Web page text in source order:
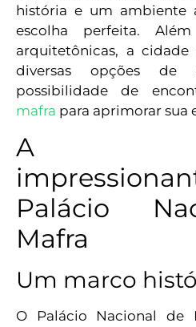
história e um ambiente
escolha perfeita.
arquitetônicas, a
diversas opções de
possibilidade de
mafra para aprimorar sua
A
Palácio
Mafra
Um marco
O Palácio Nacional de